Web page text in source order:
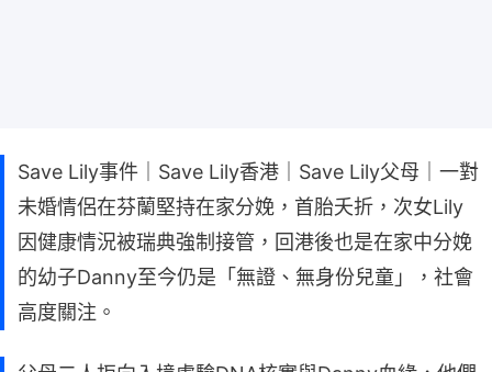
Save Lily事件｜Save Lily香港｜Save Lily父母｜一對
未婚情侶在芬蘭堅持在家分娩，首胎夭折，次女Lily
因健康情況被瑞典強制接管，回港後也是在家中分娩
的幼子Danny至今仍是「無證、無身份兒童」，社會
高度關注。